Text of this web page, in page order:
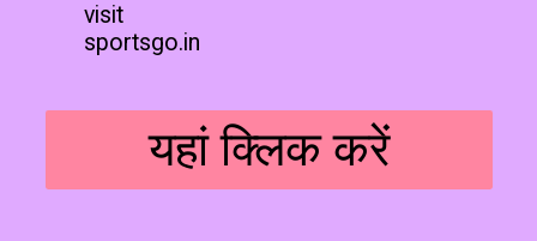
यहां क्लिक करें
visit
sportsgo.in